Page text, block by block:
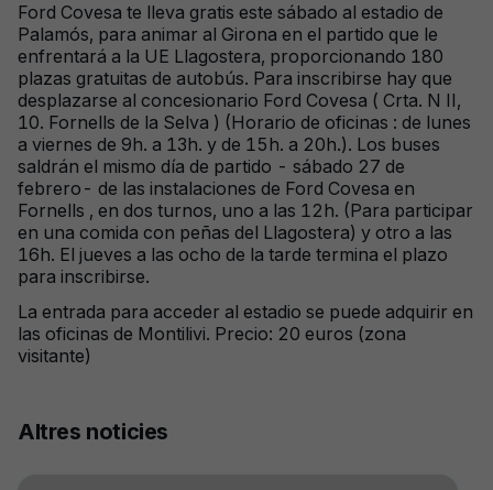
Ford Covesa te lleva gratis este sábado al estadio de
Palamós, para animar al Girona en el partido que le
enfrentará a la UE Llagostera, proporcionando 180
plazas gratuitas de autobús. Para inscribirse hay que
desplazarse al concesionario Ford Covesa ( Crta. N II,
10. Fornells de la Selva ) (Horario de oficinas : de lunes
a viernes de 9h. a 13h. y de 15h. a 20h.). Los buses
saldrán el mismo día de partido - sábado 27 de
febrero- de las instalaciones de Ford Covesa en
Fornells , en dos turnos, uno a las 12h. (Para participar
en una comida con peñas del Llagostera) y otro a las
16h. El jueves a las ocho de la tarde termina el plazo
para inscribirse.
La entrada para acceder al estadio se puede adquirir en
las oficinas de Montilivi. Precio: 20 euros (zona
visitante)
Altres noticies